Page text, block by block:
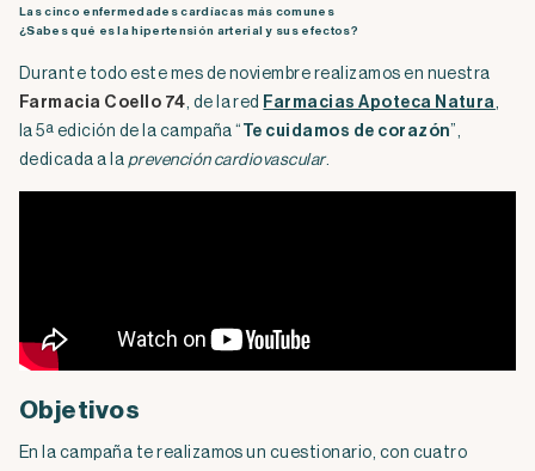
Las cinco enfermedades cardíacas más comunes
¿Sabes qué es la hipertensión arterial y sus efectos?
Durante todo este mes de noviembre realizamos en nuestra
Farmacia Coello 74, de la red Farmacias Apoteca Natura,
la 5ª edición de la campaña “
Te cuidamos de corazón”,
dedicada a la prevención cardiovascular.
Objetivos
En la campaña te realizamos un cuestionario, con cuatro